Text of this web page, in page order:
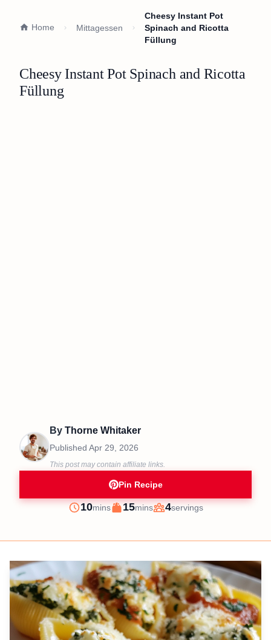
Home Mittagessen
Cheesy Instant Pot
Spinach and Ricotta
Füllung
Cheesy Instant Pot Spinach and Ricotta
Füllung
By Thorne Whitaker
Published Apr 29, 2026
This post may contain affiliate links.
Pin Recipe
Prep
10minutes
mins
Cook
15minutes
mins
Servings
4servings